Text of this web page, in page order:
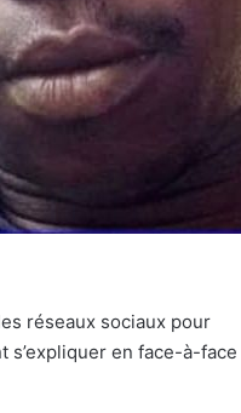
réseaux sociaux pour
en face-à-face